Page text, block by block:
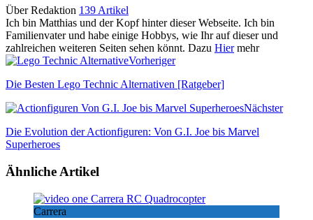
Über Redaktion 139 Artikel
Ich bin Matthias und der Kopf hinter dieser Webseite. Ich bin
Familienvater und habe einige Hobbys, wie Ihr auf dieser und
zahlreichen weiteren Seiten sehen könnt. Dazu Hiermehr
Vorheriger
Die Besten Lego Technic Alternativen [Ratgeber]
Nächster
Die Evolution der Actionfiguren: Von G.I. Joe bis Marvel
Superheroes
Ähnliche Artikel
Carrera